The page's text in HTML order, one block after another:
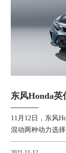
东风Honda英
11月12日，东风
混动两种动力选